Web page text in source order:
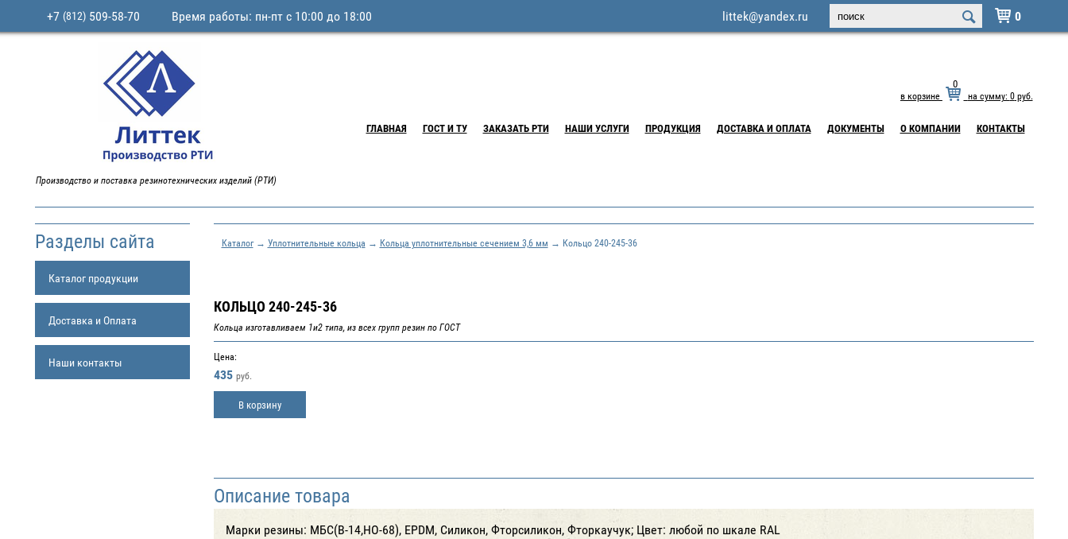
 0
+7 (812)509-58-70 Время работы: пн-пт с 10:00 до 18:00 littek@yandex.ru
Производство и поставка резинотехнических изделий (РТИ)
в корзине
0
на сумму: 0руб.
ГЛАВНАЯ ГОСТ И ТУ ЗАКАЗАТЬ РТИ НАШИ УСЛУГИ ПРОДУКЦИЯ ДОСТАВКА И ОПЛАТА ДОКУМЕНТЫ О КОМПАНИИ КОНТАКТЫ
Разделы сайта
Каталог продукции
Доставка и Оплата
Наши контакты
Каталог→ Уплотнительные кольца → Кольца уплотнительные сечением 3,6 мм → Кольцо 240-245-36
КОЛЬЦО 240-245-36
Кольца изготавливаем 1и2 типа, из всех групп резин по ГОСТ
Цена:
435 руб.
В корзину
Описание товара
Марки резины: МБС(В-14,НО-68), EPDM, Силикон, Фторсиликон, Фторкаучук; Цвет: любой по шкале RAL